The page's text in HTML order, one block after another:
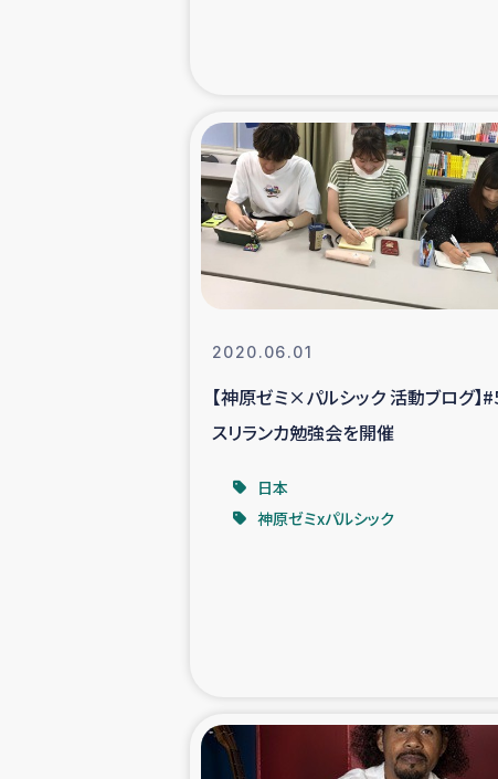
石巻市街地
仮設住宅生活
インターン
ガザ地区にお
ふりかけ普及と食生
トルコ・シリ
2020.06.01
【神原ゼミ×パルシック 活動ブログ】
スリランカ勉強会を開催
日本
神原ゼミxパルシック